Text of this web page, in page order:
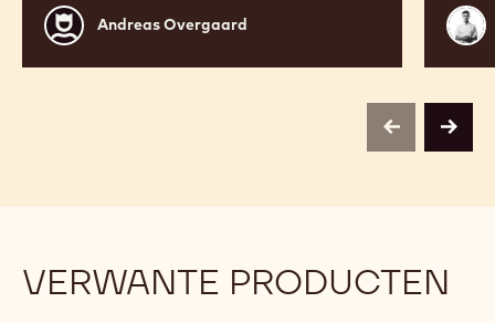
Andreas
Overgaard
Andreas Overgaard
Seb
previousnext
VERWANTE PRODUCTEN